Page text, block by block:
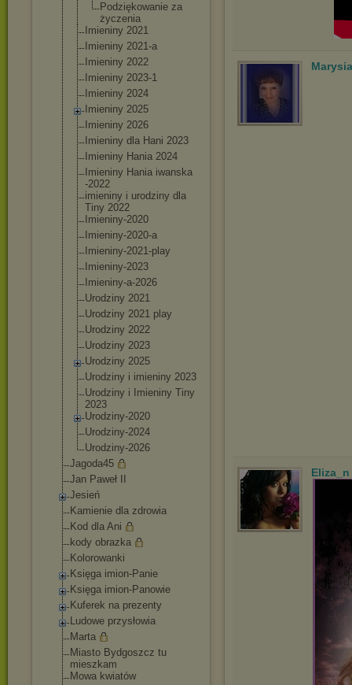
Podziękowanie za
życzenia
Imieniny 2021
Imieniny 2021-a
Imieniny 2022
Imieniny 2023-1
Imieniny 2024
Imieniny 2025
Imieniny 2026
Imieniny dla Hani 2023
Imieniny Hania 2024
Imieniny Hania iwanska
-2022
imieniny i urodziny dla
Tiny 2022
Imieniny-2020
Imieniny-2020-a
Imieniny-2021-play
Imieniny-2023
Imieniny-a-2026
Urodziny 2021
Urodziny 2021 play
Urodziny 2022
Urodziny 2023
Urodziny 2025
Urodziny i imieniny 2023
Urodziny i Imieniny Tiny
2023
Urodziny-2020
Urodziny-2024
Urodziny-2026
Jagoda45
Jan Paweł II
Jesień
Kamienie dla zdrowia
Kod dla Ani
kody obrazka
Kolorowanki
Księga imion-Panie
Księga imion-Panowie
Kuferek na prezenty
Ludowe przysłowia
Marta
Miasto Bydgoszcz tu
mieszkam
Mowa kwiatów
Eliza_n